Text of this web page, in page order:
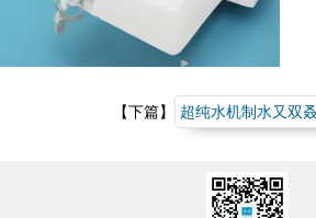
【下篇】 超纯水机制水又双